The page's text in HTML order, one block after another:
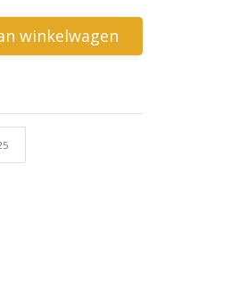
winkelwagen